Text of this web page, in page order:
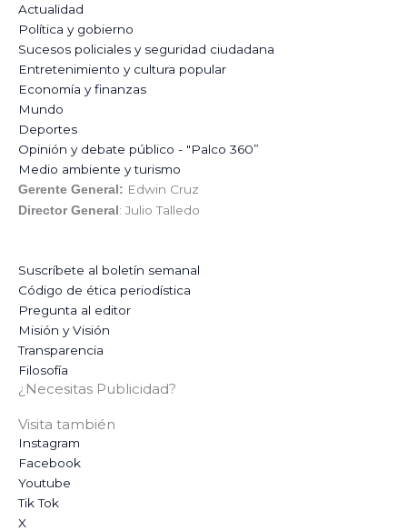
Actualidad
Política y gobierno
Sucesos policiales y seguridad ciudadana
Entretenimiento y cultura popular
Economía y finanzas
Mundo
Deportes
Opinión y debate público - "Palco 360”
Medio ambiente y turismo
Gerente General: Edwin Cruz
Director General: Julio Talledo
Suscríbete al boletín semanal
Código de ética periodística
Pregunta al editor
Misión y Visión
Transparencia
Filosofía
¿Necesitas Publicidad?
Visita también
Instagram
Facebook
Youtube
Tik Tok
X